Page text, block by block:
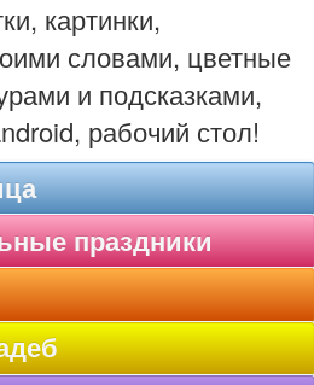
картинки,
словами, цветные
и подсказками,
рабочий стол!
праздники